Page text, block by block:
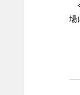
場